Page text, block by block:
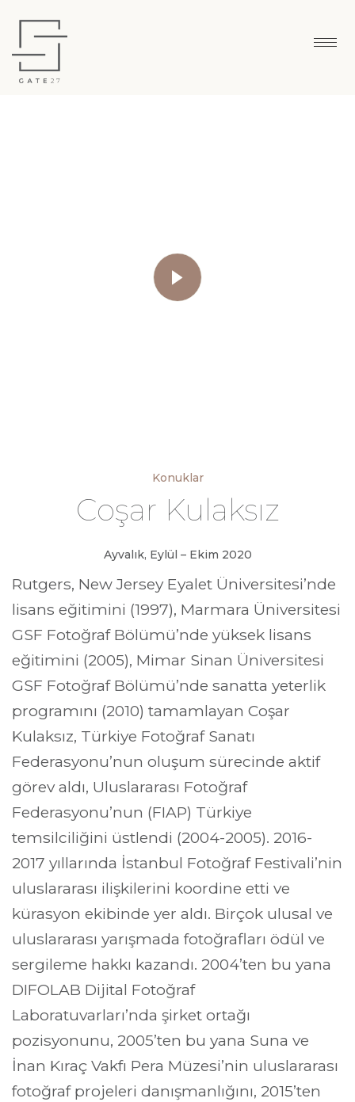
Konuklar
Coşar Kulaksız
Ayvalık, Eylül – Ekim 2020
Rutgers, New Jersey Eyalet Üniversitesi’nde
lisans eğitimini (1997), Marmara Üniversitesi
GSF Fotoğraf Bölümü’nde yüksek lisans
eğitimini (2005), Mimar Sinan Üniversitesi
GSF Fotoğraf Bölümü’nde sanatta yeterlik
programını (2010) tamamlayan Coşar
Kulaksız, Türkiye Fotoğraf Sanatı
Federasyonu’nun oluşum sürecinde aktif
görev aldı, Uluslararası Fotoğraf
Federasyonu’nun (FIAP) Türkiye
temsilciliğini üstlendi (2004-2005). 2016-
2017 yıllarında İstanbul Fotoğraf Festivali’nin
uluslararası ilişkilerini koordine etti ve
kürasyon ekibinde yer aldı. Birçok ulusal ve
uluslararası yarışmada fotoğrafları ödül ve
sergileme hakkı kazandı. 2004’ten bu yana
DIFOLAB Dijital Fotoğraf
Laboratuvarları’nda şirket ortağı
pozisyonunu, 2005’ten bu yana Suna ve
İnan Kıraç Vakfı Pera Müzesi’nin uluslararası
fotoğraf projeleri danışmanlığını, 2015’ten